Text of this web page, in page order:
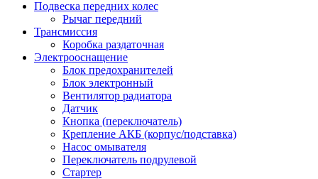
Подвеска передних колес
Рычаг передний
Трансмиссия
Коробка раздаточная
Электрооснащение
Блок предохранителей
Блок электронный
Вентилятор радиатора
Датчик
Кнопка (переключатель)
Крепление АКБ (корпус/подставка)
Насос омывателя
Переключатель подрулевой
Стартер